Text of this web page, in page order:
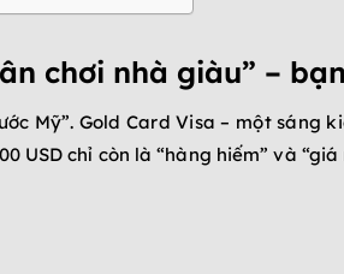
chơi nhà giàu” –
Mỹ”. Gold Card Visa – một sáng
USD chỉ còn là “hàng hiếm” và